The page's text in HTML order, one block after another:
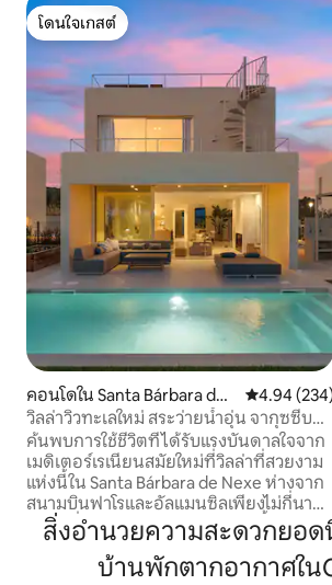
โดนใจเกสต์
โดนใจเกสต์
คอนโดใน Santa Bárbara de
Nexe
คะแนนเฉลี่ย
4.94
วิลล่าวิวทะเลใหม่ สระว่ายน้ำอุ่น จากุซซี่บน
ดาดฟ้า
ค้นพบการใช้ชีวิตที่ได้รับแรงบันดาลใจจาก
เมดิเตอร์เรเนียนสมัยใหม่ที่วิลล่าที่สวยงาม
แห่งนี้ใน Santa Bárbara de Nexe ห่างจาก
สนามบินฟาโรและอัลแมนซิลเพียงไม่กี่นาที
สถานที่พักผ่อนอันเงียบสงบแห่งนี้มีสระ
ว่ายน้ำอุ่นจากุซซี่บนดาดฟ้าการใช้ชีวิตใน
ร่ม - กลางแจ้งที่ไร้รอยต่อห้องครัวกลางแจ้
สิ่งอำนวยความสะดวกยอ
บ้านพักตากอากาศใน